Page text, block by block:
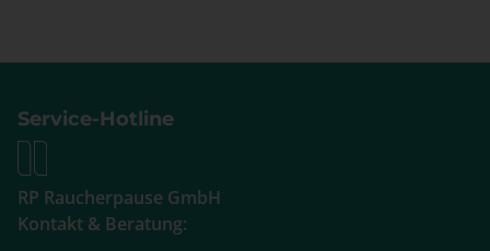
Service-Hotline
RP Raucherpause GmbH
Kontakt & Beratung: